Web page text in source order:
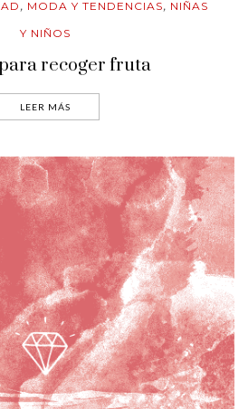
, MODA Y TENDENCIAS, NIÑAS
Y NIÑOS
recoger fruta
LEER MÁS